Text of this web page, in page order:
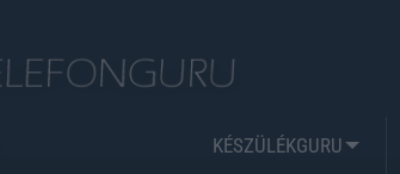
KÉSZÜLÉKGURU